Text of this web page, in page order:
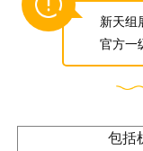
新天组
官方一
包括